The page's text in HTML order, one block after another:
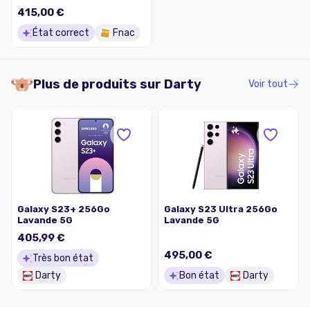
SIM 5G 8 Go RAM 256 Go
Lavande
415,00 €
État correct Fnac
Plus de produits sur Darty Voir tout
Galaxy S23+ 256Go
Lavande 5G
405,99 €
Très bon état
Darty
Galaxy S23 Ultra 256Go
Lavande 5G
495,00 €
Bon état Darty